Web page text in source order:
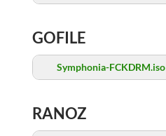
GOFILE
Symphonia-FCKDRM.iso
RANOZ